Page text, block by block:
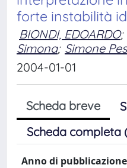
forte instabilità
BIONDI, EDOARDO;
Simona; Simone
2004-01-01
Scheda breve
Scheda completa
Anno di pubblicazione